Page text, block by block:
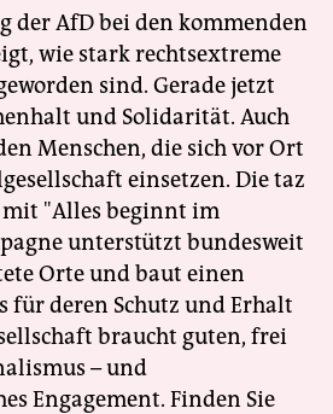
der AfD bei den kommenden
wie stark rechtsextreme
sind. Gerade jetzt
und Solidarität. Auch
Menschen, die sich vor Ort
einsetzen. Die taz
"Alles beginnt im
unterstützt bundesweit
Orte und baut einen
für deren Schutz und Erhalt
braucht guten, frei
– und
Engagement. Finden Sie